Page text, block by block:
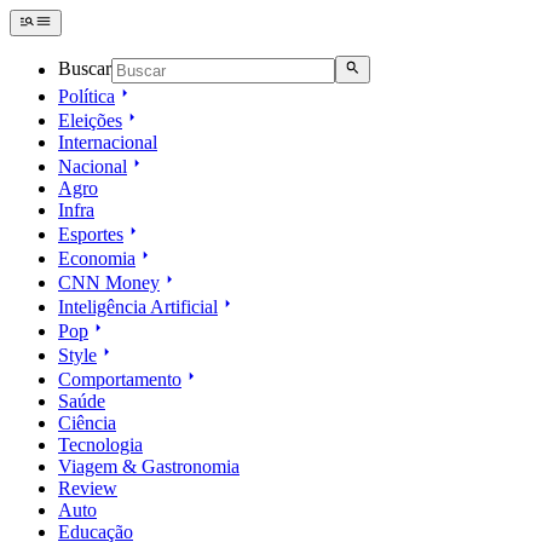
Buscar
Política
Eleições
Internacional
Nacional
Agro
Infra
Esportes
Economia
CNN Money
Inteligência Artificial
Pop
Style
Comportamento
Saúde
Ciência
Tecnologia
Viagem & Gastronomia
Review
Auto
Educação